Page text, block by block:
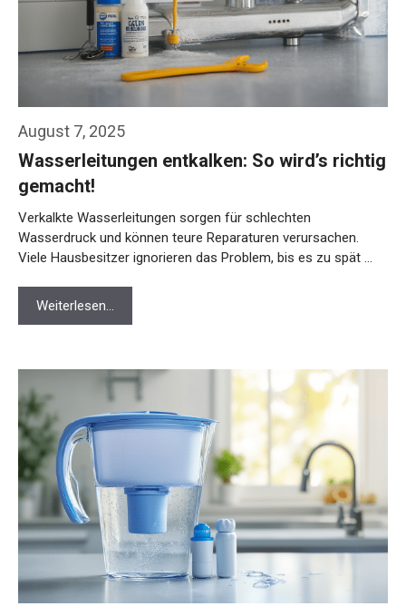
August 7, 2025
Wasserleitungen entkalken: So wird’s richtig
gemacht!
Verkalkte Wasserleitungen sorgen für schlechten
Wasserdruck und können teure Reparaturen verursachen.
Viele Hausbesitzer ignorieren das Problem, bis es zu spät …
Weiterlesen…